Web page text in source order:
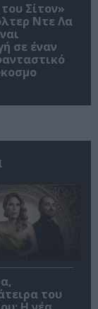
Σίτον»
Ντε Λα
σε έναν
του